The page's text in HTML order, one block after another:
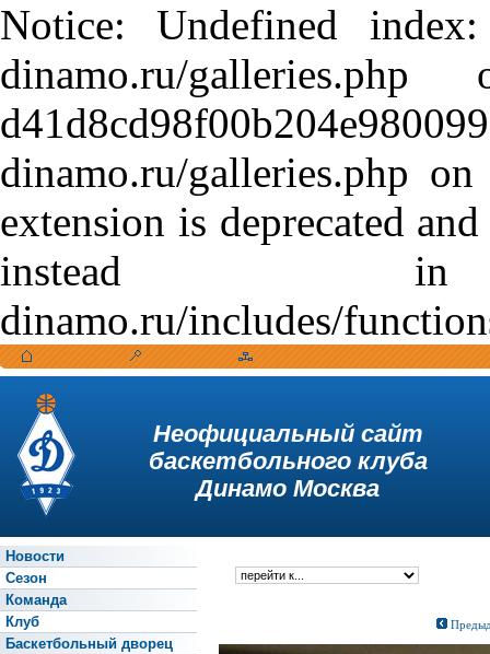
Notice: Undefined
dinamo.ru/
dinamo.ru/galleries.php
extension is deprecated
instead in /var/
dinamo.ru/includes/
Неофициальный сайт
баскетбольного клуба
Динамо Москва
Новости
Сезон
Команда
Клуб
Баскетбольный дворец